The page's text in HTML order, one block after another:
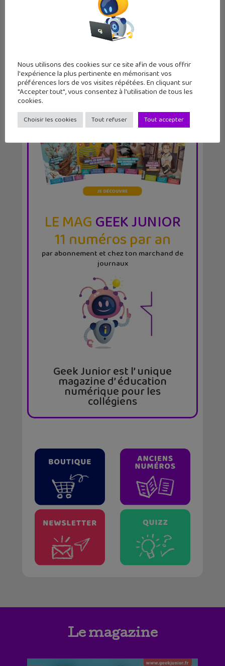
LE MAGGEEK JUNIOR
11 numéros par an
par abonnement et chez ton marchand de
journaux
Geek Junior est l’ unique
magazine d’ éducation
numérique pour les
collégiens
Le magazine
Nous utilisons des cookies sur ce site afin de vous offrir
l'expérience la plus pertinente en mémorisant vos
préférences lors de vos visites répétées. En cliquant sur
"Accepter tout", vous consentez à l'utilisation de tous les
cookies.
Choisir les cookies Tout refuser Tout accepter